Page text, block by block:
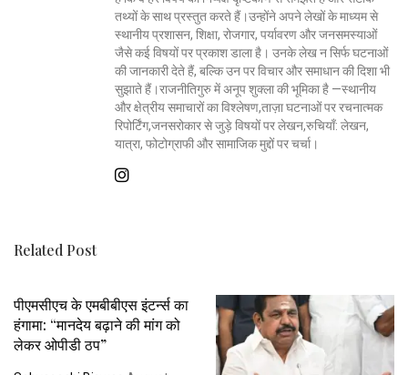
तथ्यों के साथ प्रस्तुत करते हैं।उन्होंने अपने लेखों के माध्यम से
स्थानीय प्रशासन, शिक्षा, रोजगार, पर्यावरण और जनसमस्याओं
जैसे कई विषयों पर प्रकाश डाला है। उनके लेख न सिर्फ घटनाओं
की जानकारी देते हैं, बल्कि उन पर विचार और समाधान की दिशा भी
सुझाते हैं।राजनीतिगुरु में अनूप शुक्ला की भूमिका है —स्थानीय
और क्षेत्रीय समाचारों का विश्लेषण,ताज़ा घटनाओं पर रचनात्मक
रिपोर्टिंग,जनसरोकार से जुड़े विषयों पर लेखन,रुचियाँ: लेखन,
यात्रा, फोटोग्राफी और सामाजिक मुद्दों पर चर्चा।
Related Post
पीएमसीएच के एमबीबीएस इंटर्न्स का
हंगामा: “मानदेय बढ़ाने की मांग को
लेकर ओपीडी ठप”